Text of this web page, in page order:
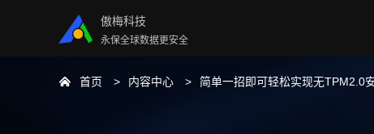
傲梅科技
永保全球数据更安全
首页 内容中心 简单一招即可轻松实现无TPM2.0